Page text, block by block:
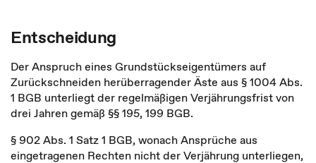
Entscheidung
Der Anspruch eines Grundstückseigentümers auf
Zurückschneiden herüberragender Äste aus § 1004 Abs.
1 BGB unterliegt der regelmäßigen Verjährungsfrist von
drei Jahren gemäß §§ 195, 199 BGB.
§ 902 Abs. 1 Satz 1 BGB, wonach Ansprüche aus
eingetragenen Rechten nicht der Verjährung unterliegen,